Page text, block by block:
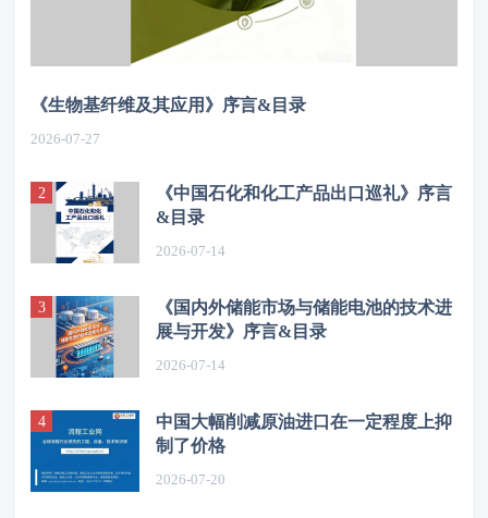
《生物基纤维及其应用》序言&目录
2026-07-27
《中国石化和化工产品出口巡礼》序言
&目录
2026-07-14
《国内外储能市场与储能电池的技术进
展与开发》序言&目录
2026-07-14
中国大幅削减原油进口在一定程度上抑
制了价格
2026-07-20